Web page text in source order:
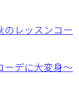
のレッスンコー
ーデに大変身〜